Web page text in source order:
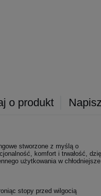
o produkt
stworzone z myślą o
komfort i trwałość,
użytkowania w
stopy przed wilgocią